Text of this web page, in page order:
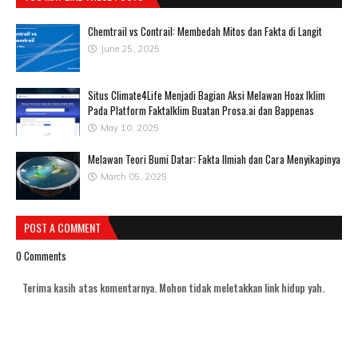
Chemtrail vs Contrail: Membedah Mitos dan Fakta di Langit
June 25, 2025
Situs Climate4Life Menjadi Bagian Aksi Melawan Hoax Iklim
Pada Platform FaktaIklim Buatan Prosa.ai dan Bappenas
May 10, 2025
Melawan Teori Bumi Datar: Fakta Ilmiah dan Cara Menyikapinya
March 05, 2025
POST A COMMENT
0 Comments
Terima kasih atas komentarnya. Mohon tidak meletakkan link hidup yah.